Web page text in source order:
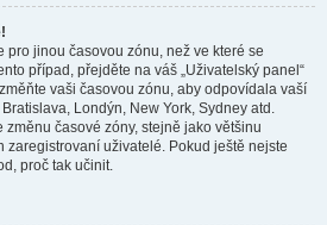
pro jinou časovou zónu, než ve které se
případ, přejděte na váš „Uživatelský panel“
vaši časovou zónu, aby odpovídala vaší
Londýn, New York, Sydney atd.
změnu časové zóny, stejně jako většinu
zaregistrovaní uživatelé. Pokud ještě nejste
proč tak učinit.